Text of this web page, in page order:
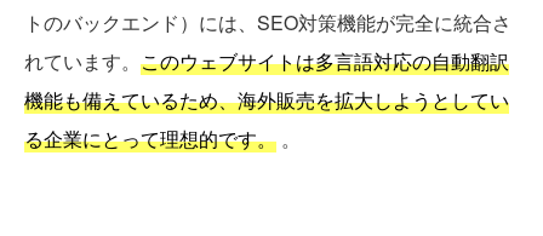
トのバックエンド）には、SEO対策機能が完全に統合さ
れています。 このウェブサイトは多言語対応の自動翻訳
機能も備えているため、海外販売を拡大しようとしてい
る企業にとって理想的です。 。